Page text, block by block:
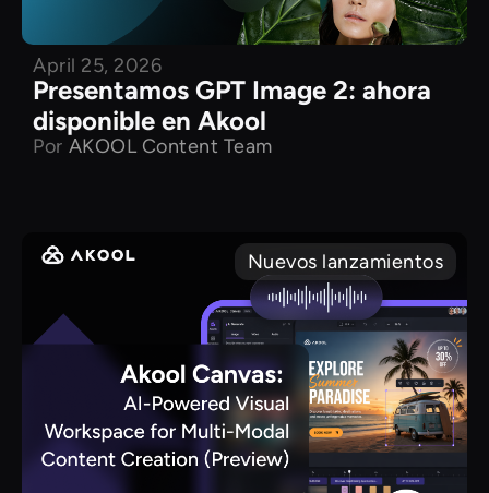
April 25, 2026
Presentamos GPT Image 2: ahora
disponible en Akool
Por AKOOL Content Team
Nuevos lanzamientos